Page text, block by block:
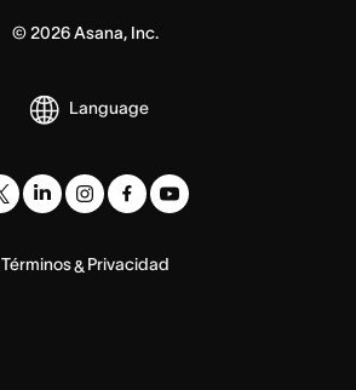
© 2026Asana, Inc.
Language
Términos& Privacidad